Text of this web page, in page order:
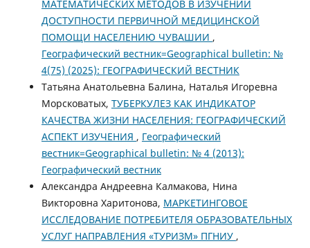
МАТЕМАТИЧЕСКИХ МЕТОДОВ В ИЗУЧЕНИИ
ДОСТУПНОСТИ ПЕРВИЧНОЙ МЕДИЦИНСКОЙ
ПОМОЩИ НАСЕЛЕНИЮ ЧУВАШИИ ,
Географический вестник=Geographical bulletin: №
4(75) (2025): ГЕОГРАФИЧЕСКИЙ ВЕСТНИК
Татьяна Анатольевна Балина, Наталья Игоревна
Морсковатых, ТУБЕРКУЛЕЗ КАК ИНДИКАТОР
КАЧЕСТВА ЖИЗНИ НАСЕЛЕНИЯ: ГЕОГРАФИЧЕСКИЙ
АСПЕКТ ИЗУЧЕНИЯ , Географический
вестник=Geographical bulletin: № 4 (2013):
Географический вестник
Александра Андреевна Калмакова, Нина
Викторовна Харитонова, МАРКЕТИНГОВОЕ
ИССЛЕДОВАНИЕ ПОТРЕБИТЕЛЯ ОБРАЗОВАТЕЛЬНЫХ
УСЛУГ НАПРАВЛЕНИЯ «ТУРИЗМ» ПГНИУ ,